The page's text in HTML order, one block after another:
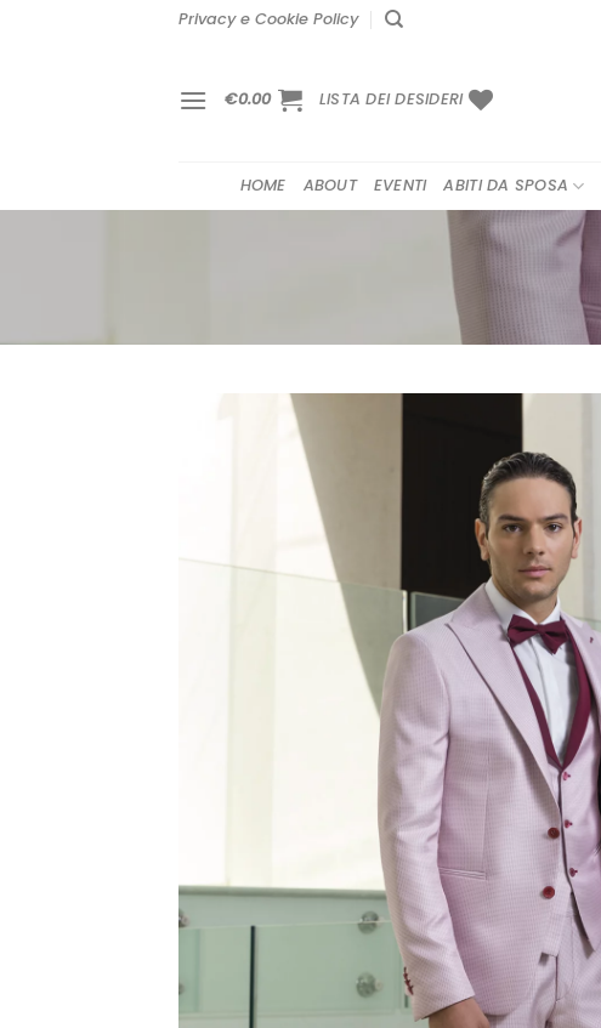
Privacy e Cookie Policy
€0.00 LISTA DEI DESIDERI
HOME ABOUT EVENTI ABITI DA SPOSA